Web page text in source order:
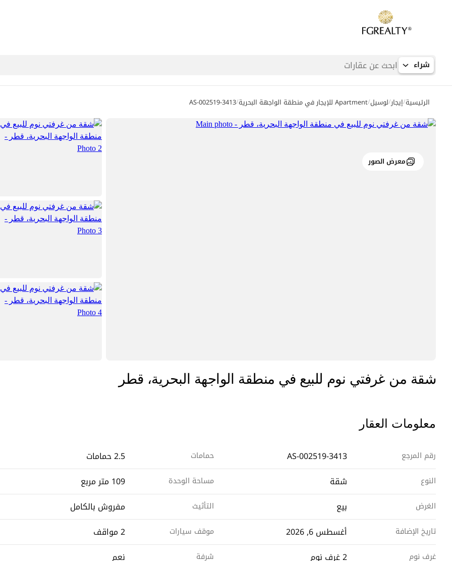
شراء
معرض الصور
الرئيسية/إيجار/لوسيل/Apartment للإيجار في منطقة الواجهة البحرية /
AS-002519-3413
شقة من غرفتي نوم للبيع في منطقة الواجهة البحرية، قطر
معلومات العقار
رقم المرجع AS-002519-3413
النوع شقة
الغرض بيع
تاريخ الإضافة أغسطس 6, 2026
غرف نوم 2 غرف نوم
حمامات 2.5 حمامات
مساحة الوحدة 109 متر مربع
التأثيث مفروش بالكامل
موقف سيارات 2 مواقف
شرفة نعم